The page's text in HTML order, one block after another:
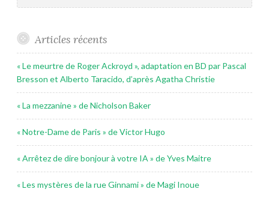
Articles récents
« Le meurtre de Roger Ackroyd », adaptation en BD par Pascal
Bresson et Alberto Taracido, d’après Agatha Christie
« La mezzanine » de Nicholson Baker
« Notre-Dame de Paris » de Victor Hugo
« Arrêtez de dire bonjour à votre IA » de Yves Maitre
« Les mystères de la rue Ginnami » de Magi Inoue